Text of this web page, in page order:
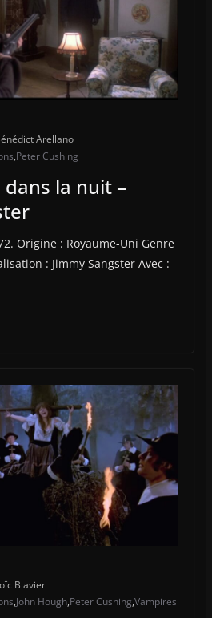
Arellano
,Peter Cushing
la nuit –
Origine : Royaume-Uni Genre
: Jimmy Sangster Avec :
Blavier
,John Hough,Peter Cushing,Vampires